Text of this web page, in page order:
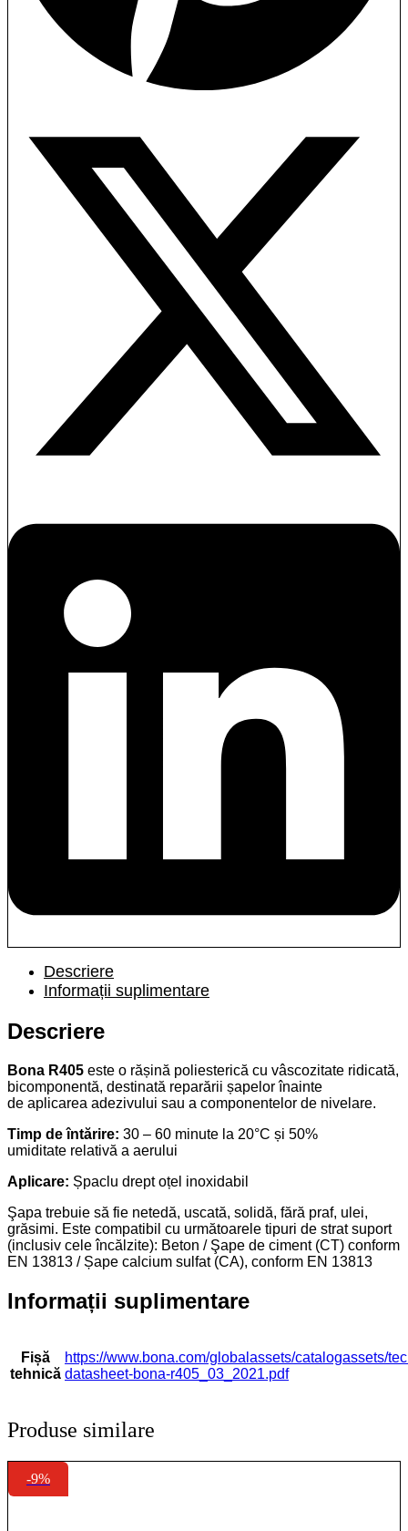
Descriere
Informații suplimentare
Descriere
Bona R405 este o rășină poliesterică cu vâscozitate ridicată,
bicomponentă, destinată reparării șapelor înainte
de aplicarea adezivului sau a componentelor de nivelare.
Timp de întărire: 30 – 60 minute la 20°C și 50%
umiditate relativă a aerului
Aplicare: Șpaclu drept oțel inoxidabil
Şapa trebuie să fie netedă, uscată, solidă, fără praf, ulei,
grăsimi. Este compatibil cu următoarele tipuri de strat suport
(inclusiv cele încălzite): Beton / Şape de ciment (CT) conform
EN 13813 / Șape calcium sulfat (CA), conform EN 13813
Informații suplimentare
Fișă
tehnică
https://www.bona.com/globalassets/catalogassets/
datasheet-bona-r405_03_2021.pdf
Produse similare
-9%